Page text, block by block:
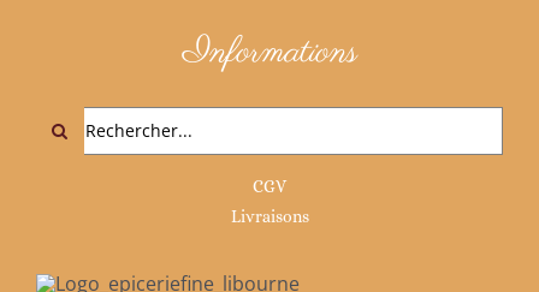
Informations
Rechercher:
CGV
Livraisons